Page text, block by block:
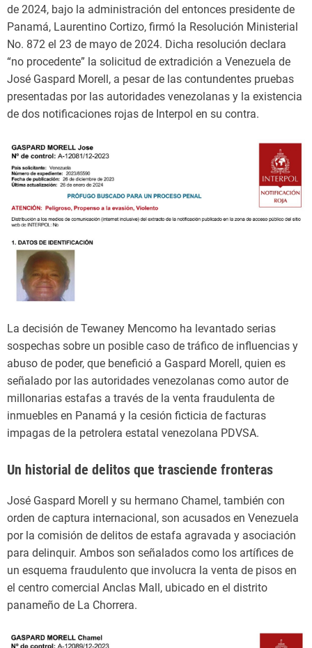
de 2024, bajo la administración del entonces presidente de
Panamá, Laurentino Cortizo, firmó la Resolución Ministerial
No. 872 el 23 de mayo de 2024. Dicha resolución declara
“no procedente” la solicitud de extradición a Venezuela de
José Gaspard Morell, a pesar de las contundentes pruebas
presentadas por las autoridades venezolanas y la existencia
de dos notificaciones rojas de Interpol en su contra.
La decisión de Tewaney Mencomo ha levantado serias
sospechas sobre un posible caso de tráfico de influencias y
abuso de poder, que benefició a Gaspard Morell, quien es
señalado por las autoridades venezolanas como autor de
millonarias estafas a través de la venta fraudulenta de
inmuebles en Panamá y la cesión ficticia de facturas
impagas de la petrolera estatal venezolana PDVSA.
Un historial de delitos que trasciende fronteras
José Gaspard Morell y su hermano Chamel, también con
orden de captura internacional, son acusados en Venezuela
por la comisión de delitos de estafa agravada y asociación
para delinquir. Ambos son señalados como los artífices de
un esquema fraudulento que involucra la venta de pisos en
el centro comercial Anclas Mall, ubicado en el distrito
panameño de La Chorrera.